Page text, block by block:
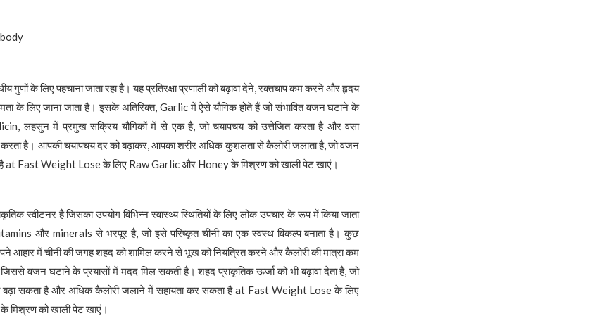
के लिए पहचाना जाता रहा है। यह प्रतिरक्षा प्रणाली को बढ़ावा देने, रक्तचाप कम करने और हृदय
के लिए जाना जाता है। इसके अतिरिक्त, Garlic में ऐसे यौगिक होते हैं जो संभावित वजन घटाने के
लहसुन में प्रमुख सक्रिय यौगिकों में से एक है, जो चयापचय को उत्तेजित करता है और वसा
करता है। आपकी चयापचय दर को बढ़ाकर, आपका शरीर अधिक कुशलता से कैलोरी जलाता है, जो वजन
है at Fast Weight Lose के लिए Raw Garlic और Honey के मिश्रण को खाली पेट खाएं।
स्वीटनर है जिसका उपयोग विभिन्न स्वास्थ्य स्थितियों के लिए लोक उपचार के रूप में किया जाता
और minerals से भरपूर है, जो इसे परिष्कृत चीनी का एक स्वस्थ विकल्प बनाता है। कुछ
आहार में चीनी की जगह शहद को शामिल करने से भूख को नियंत्रित करने और कैलोरी की मात्रा कम
वजन घटाने के प्रयासों में मदद मिल सकती है। शहद प्राकृतिक ऊर्जा को भी बढ़ावा देता है, जो
बढ़ा सकता है और अधिक कैलोरी जलाने में सहायता कर सकता है at Fast Weight Lose के लिए
को खाली पेट खाएं।